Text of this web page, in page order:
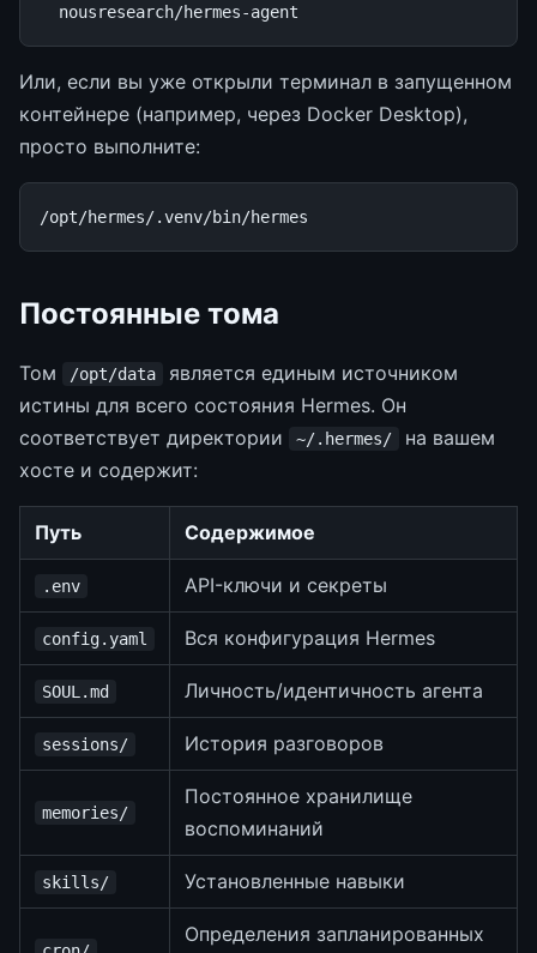
Или, если вы уже открыли терминал в запущенном
контейнере (например, через Docker Desktop),
просто выполните:
Постоянные тома
Том /opt/data
является единым источником
истины для всего состояния Hermes. Он
соответствует директории
~/.hermes/
на вашем
хосте и содержит:
Путь Содержимое
.env API-ключи и секреты
config.yaml Вся конфигурация Hermes
SOUL.md Личность/идентичность агента
sessions/ История разговоров
memories/
Постоянное хранилище
воспоминаний
skills/ Установленные навыки
Определения запланированных